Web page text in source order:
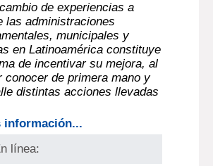
de experiencias a
las administraciones
municipales y
en Latinoamérica constituye
de incentivar su mejora, al
conocer de primera mano y
distintas acciones llevadas
información...
línea: